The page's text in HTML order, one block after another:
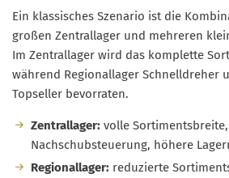
Ein klassisches Szenario ist die
großen Zentrallager und mehreren
Im Zentrallager wird das komplette
während Regionallager Schnelldreher
Topseller bevorraten.
Zentrallager: volle Sortimentsbreite,
Nachschubsteuerung, höhere
Regionallager: reduzierte